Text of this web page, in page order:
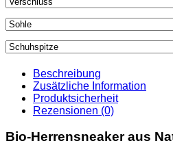
Beschreibung
Zusätzliche Information
Produktsicherheit
Rezensionen (0)
Bio-Herrensneaker aus